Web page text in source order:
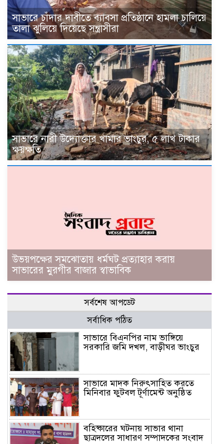
সাভারে চাঁদার দাবীতে ব্যাবসা প্রতিষ্ঠানে হামলা চালিয়ে
তালা ঝুলিয়ে দিয়েছে সন্ত্রাসীরা
সাভারে নারী উদ্যোক্তার খামার ভাংচুর, ৫ লাখ টাকার
ক্ষয়ক্ষতি
উভয়পক্ষের সমঝোতায় ধর্মঘট প্রত্যাহার করায়
সাভারের মুরগীর বাজার স্বাভাবিক
সর্বশেষ আপডেট
সর্বাধিক পঠিত
সাভারে বিএনপির নাম ভাঙ্গিয়ে
সরকারি জমি দখল, বাড়ীঘর ভাংচুর
সাভারে মাদক নিরুৎসাহিত করতে
মিনিবার ফুটবল টূর্ণামেন্ট অনুষ্ঠিত
বহিষ্কারের ঘটনায় সাভার থানা
ছাত্রদলের সাধারণ সম্পাদকের সংবাদ